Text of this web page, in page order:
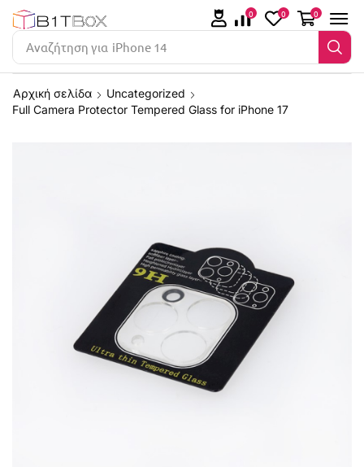
Αναζήτηση για iPhone 14
0 0 0
Αρχική σελίδα
Uncategorized
Full Camera Protector Tempered Glass for iPhone 17